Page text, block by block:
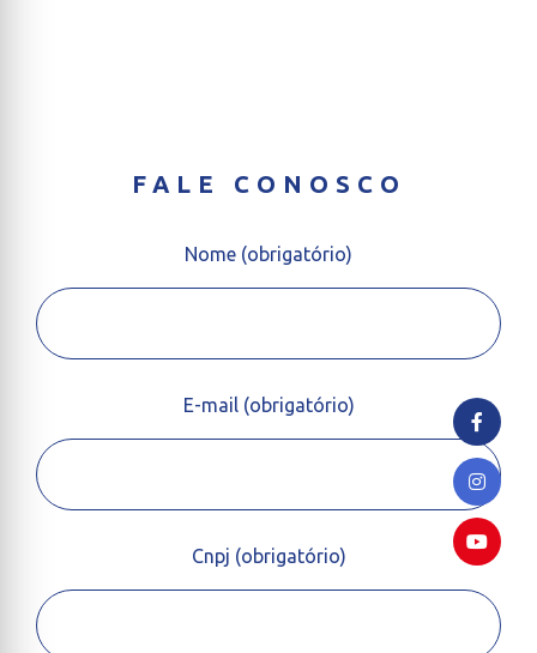
FALE CONOSCO
Nome (obrigatório)
E-mail (obrigatório)
Cnpj (obrigatório)